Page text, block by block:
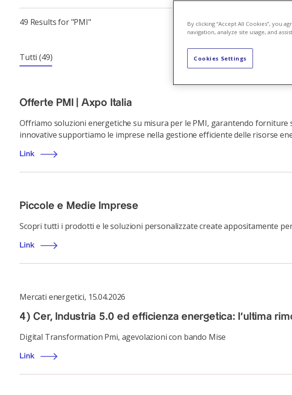
49 Results for "PMI"
Tutti(49)
Offerte PMI | Axpo Italia
Offriamo soluzioni energetiche su misura per le PMI, garantendo
innovative supportiamo le imprese nella gestione efficiente delle risorse
Link
Piccole e Medie Imprese
Scopri tutti i prodotti e le soluzioni personalizzate create appositamente
Link
Mercati energetici, 15.04.2026
4) Cer, Industria 5.0 ed efficienza energetica: l’ultima
Digital Transformation Pmi, agevolazioni con bando Mise
Link
By clicking “Accept All Cookies”, you
navigation, analyze site usage, and
Cookies Settings